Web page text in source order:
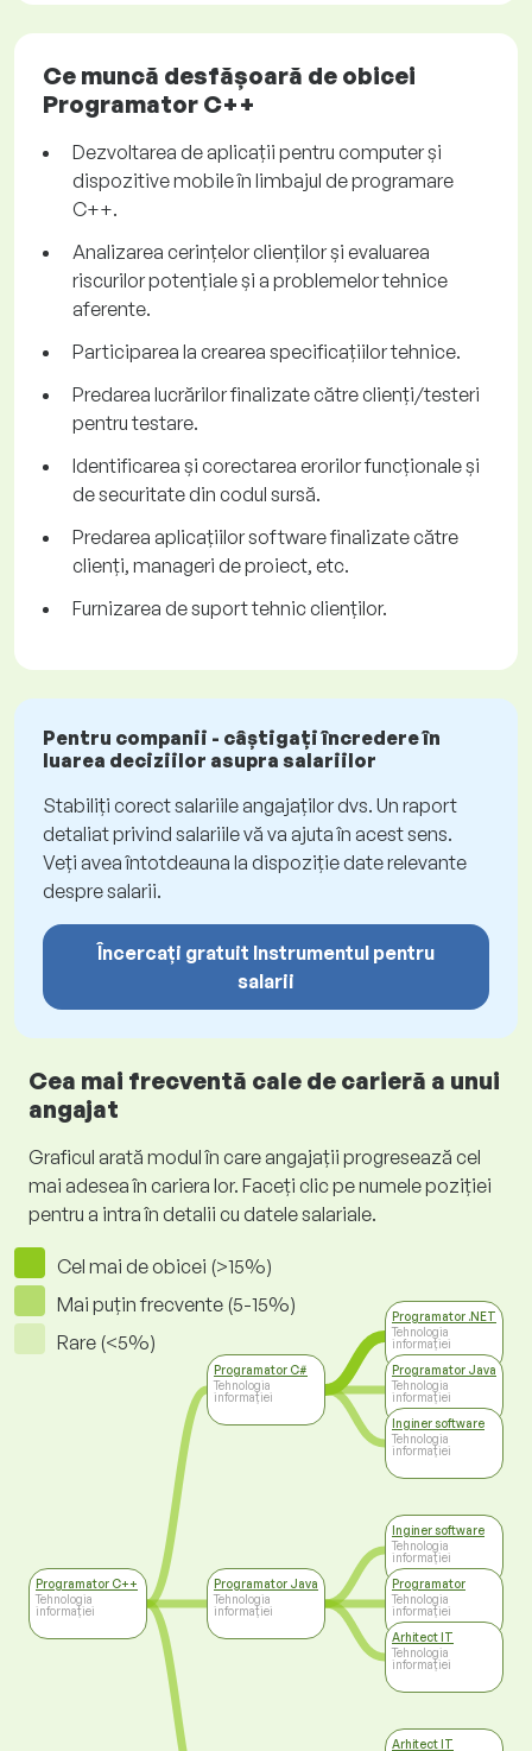
Ce muncă desfășoară de obicei
Programator C++
Dezvoltarea de aplicații pentru computer și
dispozitive mobile în limbajul de programare
C++.
Analizarea cerințelor clienților și evaluarea
riscurilor potențiale și a problemelor tehnice
aferente.
Participarea la crearea specificațiilor tehnice.
Predarea lucrărilor finalizate către clienți/testeri
pentru testare.
Identificarea și corectarea erorilor funcționale și
de securitate din codul sursă.
Predarea aplicațiilor software finalizate către
clienți, manageri de proiect, etc.
Furnizarea de suport tehnic clienților.
Pentru companii - câștigați încredere în
luarea deciziilor asupra salariilor
Stabiliți corect salariile angajaților dvs. Un raport
detaliat privind salariile vă va ajuta în acest sens.
Veți avea întotdeauna la dispoziție date relevante
despre salarii.
Încercați gratuit Instrumentul pentru
salarii
Cea mai frecventă cale de carieră a unui
angajat
Graficul arată modul în care angajații progresează cel
mai adesea în cariera lor. Faceți clic pe numele poziției
pentru a intra în detalii cu datele salariale.
Cel mai de obicei (>15%)
Mai puțin frecvente (5-15%)
Rare (<5%)
Programator C++
Tehnologia
informației
Programator C#
Tehnologia
informației
Programator Java
Tehnologia
informației
Programator .NET
Tehnologia
informației
Programator Java
Tehnologia
informației
Inginer software
Tehnologia
informației
Inginer software
Tehnologia
informației
Programator
Tehnologia
informației
Arhitect IT
Tehnologia
informației
Arhitect IT